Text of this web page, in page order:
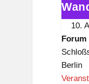
t
e
„600
10.
Berlin